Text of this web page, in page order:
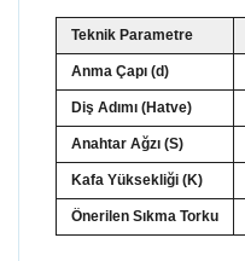
Teknik Parametre
Anma Çapı (d)
Diş Adımı (Hatve)
Anahtar Ağzı (S)
Kafa Yüksekliği (K)
Önerilen Sıkma Torku